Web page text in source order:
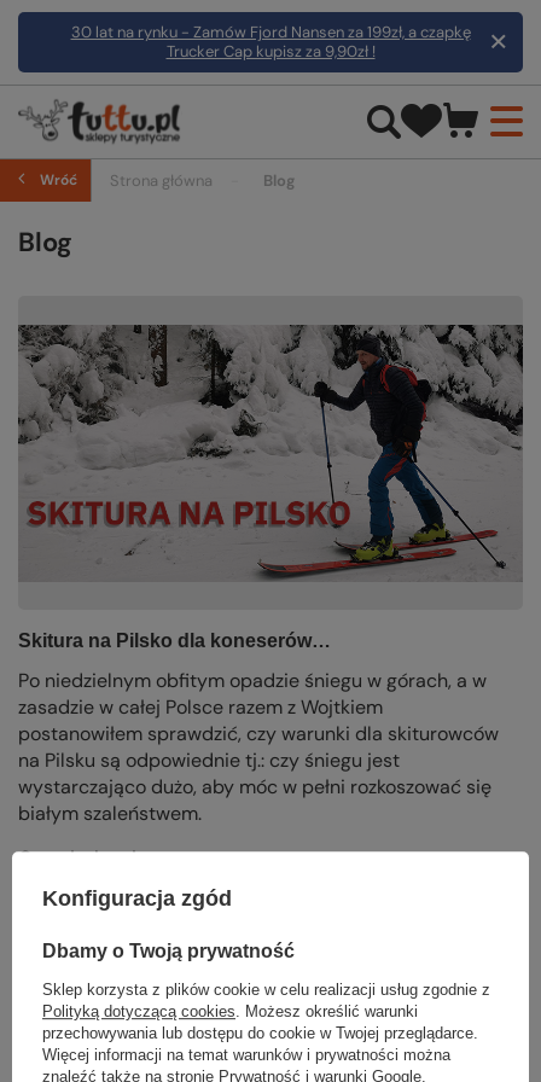
30 lat na rynku - Zamów Fjord Nansen za 199zł, a czapkę
Trucker Cap kupisz za 9,90zł !
Wróć Strona główna Blog
Blog
Skitura na Pilsko dla koneserów…
Po niedzielnym obfitym opadzie śniegu w górach, a w
zasadzie w całej Polsce razem z Wojtkiem
postanowiłem sprawdzić, czy warunki dla skiturowców
na Pilsku są odpowiednie tj.: czy śniegu jest
wystarczająco dużo, aby móc w pełni rozkoszować się
białym szaleństwem.
Czytaj więcej
Konfiguracja zgód
Dbamy o Twoją prywatność
Sklep korzysta z plików cookie w celu realizacji usług zgodnie z
Polityką dotyczącą cookies . Możesz określić warunki
przechowywania lub dostępu do cookie w Twojej przeglądarce.
Więcej informacji na temat warunków i prywatności można
znaleźć także na stronie Prywatność i warunki Google